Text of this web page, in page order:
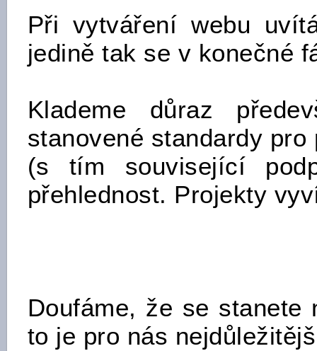
Při vytváření webu
jedině tak se v konečné
Klademe důraz
stanovené standardy
(s tím související
přehlednost. Projekty
Doufáme, že se stanete
to je pro nás